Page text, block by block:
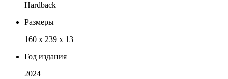
Hardback
Размеры
160 x 239 x 13
Год издания
2024